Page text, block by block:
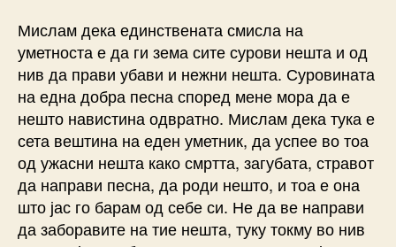
Мислам дека единствената смисла на
уметноста е да ги зема сите сурови нешта и од
нив да прави убави и нежни нешта. Суровината
на една добра песна според мене мора да е
нешто навистина одвратно. Мислам дека тука е
сета вештина на еден уметник, да успее во тоа
од ужасни нешта како смртта, загубата, стравот
да направи песна, да роди нешто, и тоа е она
што јас го барам од себе си. Не да ве направи
да заборавите на тие нештa, туку токму во нив